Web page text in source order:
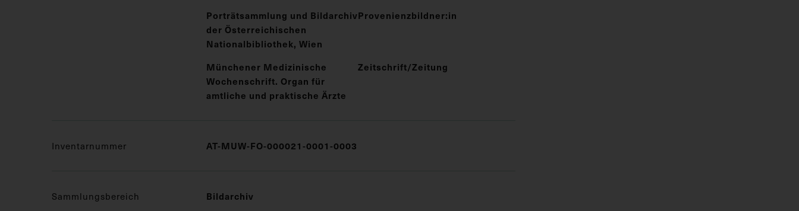
Porträtsammlung und Bildarchiv
der Österreichischen
Nationalbibliothek, Wien
Provenienzbildner:in
Münchener Medizinische
Wochenschrift. Organ für
amtliche und praktische Ärzte
Zeitschrift/Zeitung
Inventarnummer AT-MUW-FO-000021-0001-0003
Sammlungsbereich Bildarchiv